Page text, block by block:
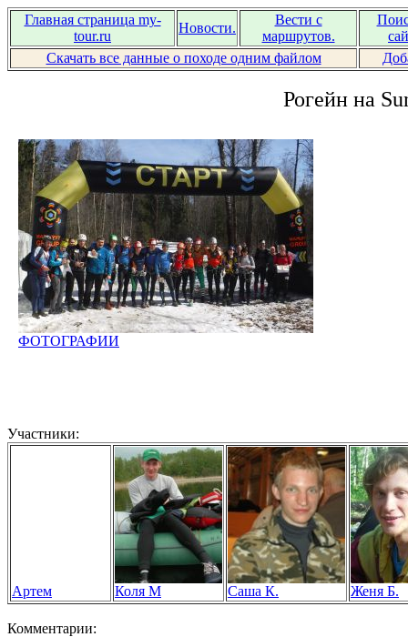
Главная страница my-
tour.ru
Новости.
Вести с
маршрутов.
Скачать все данные о походе одним файлом
Рогейн на
ФОТОГРАФИИ
Участники:
Артем Коля М Саша К. Женя Б.
Комментарии: